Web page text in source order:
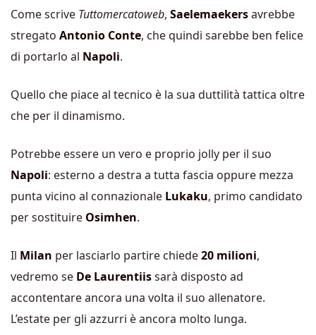
Come scrive Tuttomercatoweb, Saelemaekersavrebbe
stregato Antonio Conte, che quindi sarebbe ben felice
di portarlo al Napoli.
Quello che piace al tecnico è la sua duttilità tattica oltre
che per il dinamismo.
Potrebbe essere un vero e proprio jolly per il suo
Napoli: esterno a destra a tutta fascia oppure mezza
punta vicino al connazionale Lukaku, primo candidato
per sostituire Osimhen.
Il Milan per lasciarlo partire chiede20 milioni,
vedremo se De Laurentiissarà disposto ad
accontentare ancora una volta il suo allenatore.
L’estate per gli azzurri è ancora molto lunga.